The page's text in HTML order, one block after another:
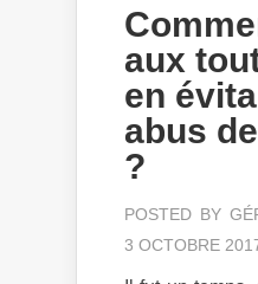
aux
en
abus
?
POSTED BY
3 OCTOBRE